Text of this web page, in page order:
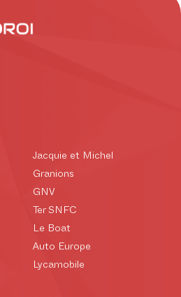
Jacquie et Michel
Granions
GNV
Ter SNFC
Le Boat
Auto Europe
Lycamobile